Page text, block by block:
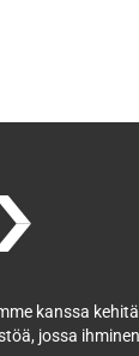
kanssa
jossa